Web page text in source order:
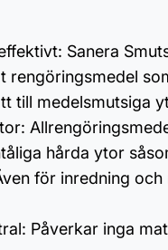
Sanera
rengöringsmedel
till medelsmutsiga
hårda ytor
för inredning
Påverkar inga